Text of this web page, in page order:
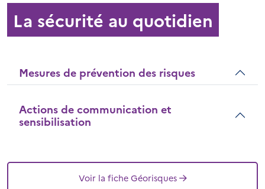
La sécurité au quotidien
Mesures de prévention des risques
Actions de communication et
sensibilisation
Voir la fiche Géorisques